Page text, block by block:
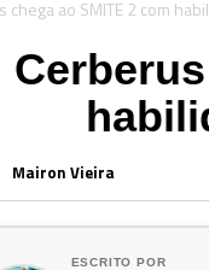
Mairon Vieira
ESCRITO POR